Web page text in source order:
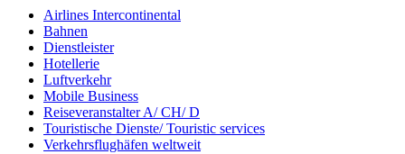
Airlines Intercontinental
Bahnen
Dienstleister
Hotellerie
Luftverkehr
Mobile Business
Reiseveranstalter A/ CH/ D
Touristische Dienste/ Touristic services
Verkehrsflughäfen weltweit